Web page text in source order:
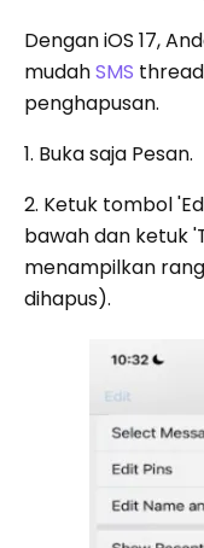
Dengan iOS 17,
mudahSMS
penghapusan.
1. Buka saja Pesan.
2. Ketuk tombol
bawah dan ketuk
menampilkan
dihapus).